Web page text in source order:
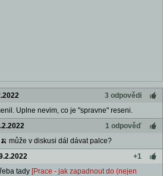
3 odpovědi
Uplne nevim, co je "spravne" reseni.
1 odpověď
může v diskusi dál dávat palce?
+1
tady [Prace - jak zapadnout do (nejen